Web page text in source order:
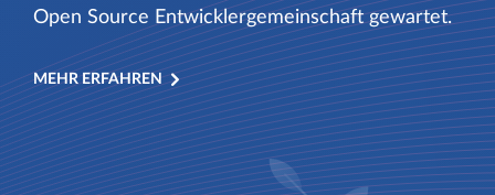
Open Source Entwicklergemeinschaft gewartet.
MEHR ERFAHREN